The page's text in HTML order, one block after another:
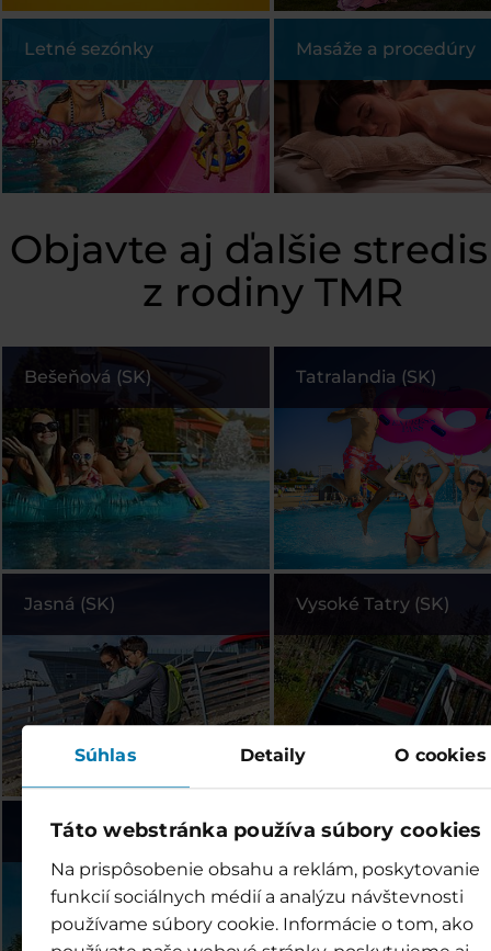
Súhlas Detaily O cookies
Táto webstránka používa súbory cookies
Na prispôsobenie obsahu a reklám, poskytovanie
funkcií sociálnych médií a analýzu návštevnosti
používame súbory cookie. Informácie o tom, ako
Letné sezónky Masáže a procedúry
Objavte aj ďalšie
z rodiny TMR
Bešeňová (SK) Tatralandia (SK)
Jasná (SK) Vysoké Tatry (SK)
Legendia (PL) Szczyrk (PL)